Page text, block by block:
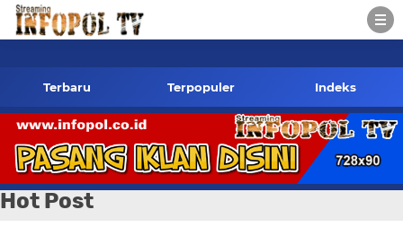
085784424805 wa
Terbaru Terpopuler Indeks
Hot Post